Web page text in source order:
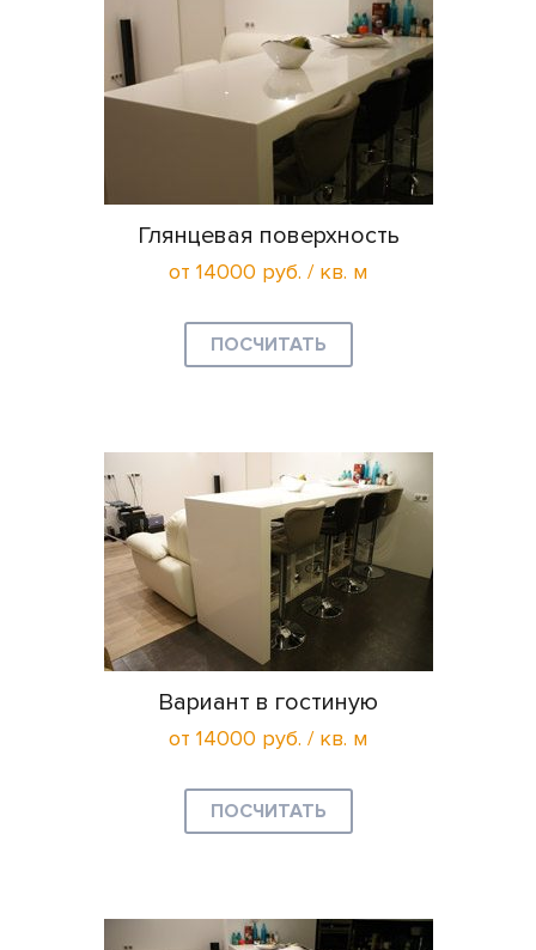
Глянцевая поверхность
от 14000 руб. / кв. м
ПОСЧИТАТЬ
Вариант в гостиную
от 14000 руб. / кв. м
ПОСЧИТАТЬ